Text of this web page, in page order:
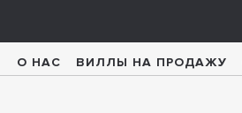
О НАС ВИЛЛЫ НА ПРОДАЖУ